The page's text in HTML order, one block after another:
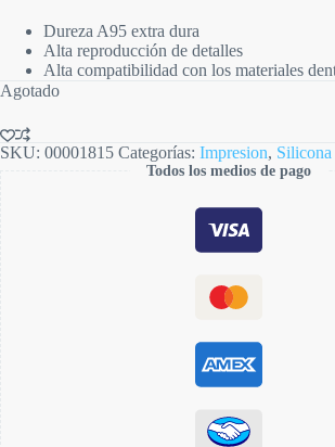
Dureza A95 extra dura
Alta reproducción de detalles
Alta compatibilidad con los materiales
Agotado
SKU: 00001815 Categorías: Impresion, Silicona
Todos los medios de pago